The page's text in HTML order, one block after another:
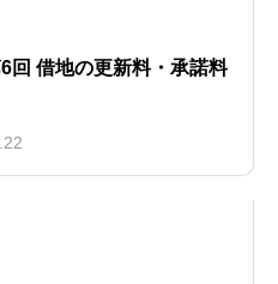
回 借地の更新料・承諾料